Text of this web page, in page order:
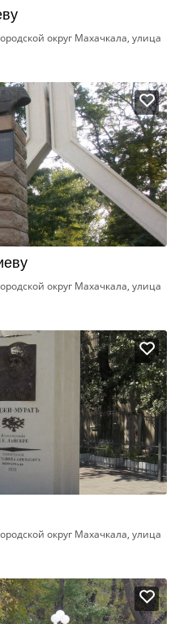
округ Махачкала, улица
округ Махачкала, улица
округ Махачкала, улица